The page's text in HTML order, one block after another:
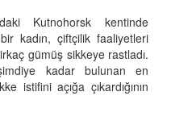
Kutnohorsk kentinde
kadın, çiftçilik faaliyetleri
gümüş sikkeye rastladı.
kadar bulunan en
istifini açığa çıkardığının